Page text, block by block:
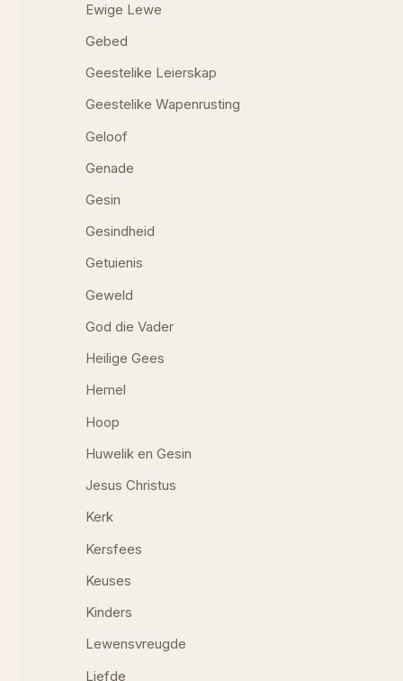
Ewige Lewe
Gebed
Geestelike Leierskap
Geestelike Wapenrusting
Geloof
Genade
Gesin
Gesindheid
Getuienis
Geweld
God die Vader
Heilige Gees
Hemel
Hoop
Huwelik en Gesin
Jesus Christus
Kerk
Kersfees
Keuses
Kinders
Lewensvreugde
Liefde